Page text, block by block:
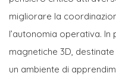
migliorare la
l’autonomia operativa.
magnetiche 3D,
un ambiente di